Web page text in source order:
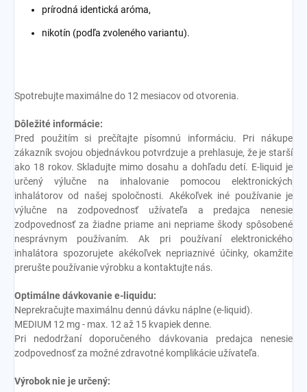
prírodná identická aróma,
nikotín (podľa zvoleného variantu).
Spotrebujte maximálne do 12 mesiacov od otvorenia.
Dôležité informácie:
Pred použitím si prečítajte písomnú informáciu. Pri nákupe
zákazník svojou objednávkou potvrdzuje a prehlasuje, že je starší
ako 18 rokov. Skladujte mimo dosahu a dohľadu detí. E-liquid je
určený výlučne na inhalovanie pomocou elektronických
inhalátorov od našej spoločnosti. Akékoľvek iné používanie je
výlučne na zodpovednosť užívateľa a predajca nenesie
zodpovednosť za žiadne priame ani nepriame škody spôsobené
nesprávnym používaním. Ak pri používaní elektronického
inhalátora spozorujete akékoľvek nepriaznivé účinky, okamžite
prerušte používanie výrobku a kontaktujte nás.
Optimálne dávkovanie e-liquidu:
Neprekračujte maximálnu dennú dávku náplne (e-liquid).
MEDIUM 12 mg - max. 12 až 15 kvapiek denne.
Pri nedodržaní doporučeného dávkovania predajca nenesie
zodpovednosť za možné zdravotné komplikácie užívateľa.
Výrobok nie je určený: